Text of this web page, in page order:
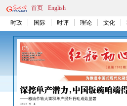
首页 English
时政 国际 时评 理论 文化